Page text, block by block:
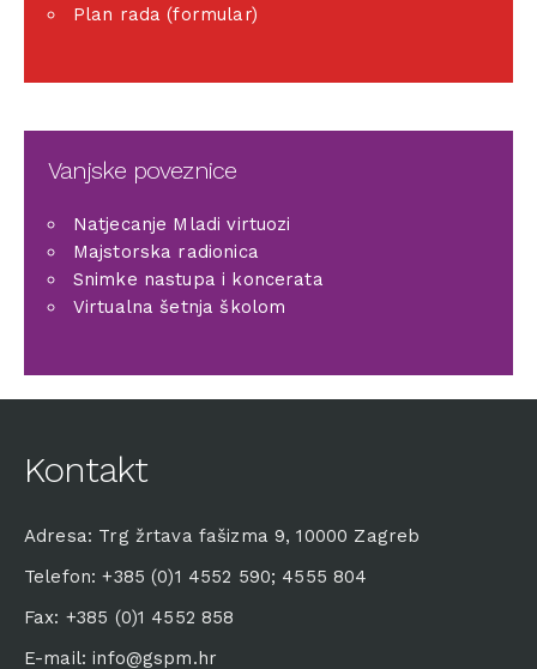
Plan rada (formular)
Vanjske poveznice
Natjecanje Mladi virtuozi
Majstorska radionica
Snimke nastupa i koncerata
Virtualna šetnja školom
Kontakt
Adresa: Trg žrtava fašizma 9, 10000 Zagreb
Telefon: +385 (0)1 4552 590; 4555 804
Fax: +385 (0)1 4552 858
E-mail: info@gspm.hr